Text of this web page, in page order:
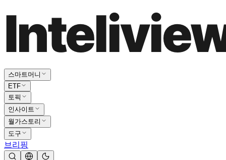
스마트머니
ETF
토픽
인사이트
월가스토리
도구
브리핑